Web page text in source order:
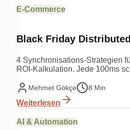
E-Commerce
Black Friday
4 Synchronisations-Strategien
ROI-Kalkulation. Jede 100ms
Mehmet Gökçe 8 Min
Weiterlesen
AI & Automation